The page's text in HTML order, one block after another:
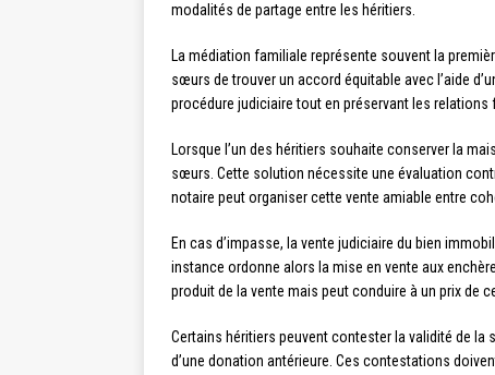
modalités de partage entre les héritiers.
La médiation familiale représente souvent la
sœurs de trouver un accord équitable avec l’aide
procédure judiciaire tout en préservant les relations
Lorsque l’un des héritiers souhaite conserver la
sœurs. Cette solution nécessite une évaluation
notaire peut organiser cette vente amiable entre
En cas d’impasse, la vente judiciaire du bien
instance ordonne alors la mise en vente aux
produit de la vente mais peut conduire à un prix de
Certains héritiers peuvent contester la validité de la
d’une donation antérieure. Ces contestations